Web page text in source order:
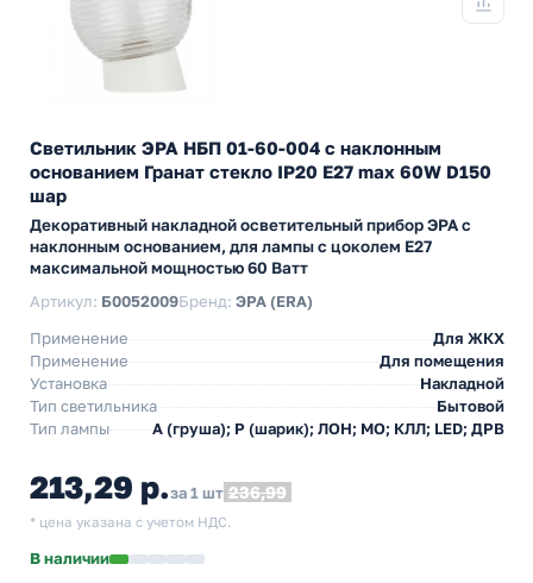
Светильник ЭРА НБП 01-60-004 с наклонным
основанием Гранат стекло IP20 E27 max 60W D150
шар
Декоративный накладной осветительный прибор ЭРА с
наклонным основанием, для лампы с цоколем E27
максимальной мощностью 60 Ватт
Артикул: Б0052009Бренд: ЭРА (ERA)
Применение
Для ЖКХ
Применение
Для помещения
Установка
Накладной
Тип светильника
Бытовой
Тип лампы
A (груша); P (шарик); ЛОН; МО; КЛЛ; LED; ДРВ
213,29 р.за 1 шт 236,99
* цена указана с учетом НДС.
В наличии